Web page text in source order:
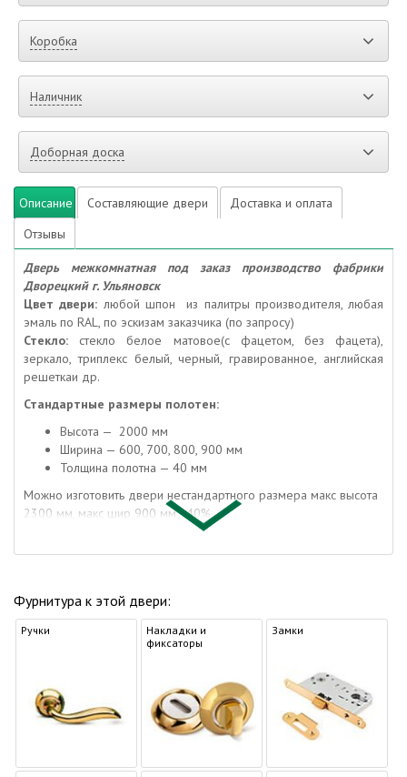
Коробка
Наличник
Доборная доска
Описание Составляющие двери
Доставка и оплата
Отзывы
Дверь межкомнатная под заказ производство фабрики
Дворецкий г. Ульяновск
Цвет двери: любой шпон из палитры производителя, любая
эмаль по RAL, по эскизам заказчика (по запросу)
Стекло: стекло белое матовое(с фацетом, без фацета),
зеркало, триплекс белый, черный, гравированное, английская
решеткаи др.
Стандартные размеры полотен:
Высота — 2000 мм
Ширина — 600, 700, 800, 900 мм
Толщина полотна — 40 мм
Можно изготовить двери нестандартного размера макс высота
2300 мм, макс шир 900 мм +40%
гладкое, шпонированное, багетное,
каркасная
Каркас двери:клееный массив хвойных пород и МДФ плита
Отделка межкомнатной двери:
Упаковка двери:
полиэтилен, гофрокартон по периметру
Упаковка погонажа:
полиэтилен, гофрокартон
производится из переклеенного массива
Доборная доска:МДФ
Фурнитура к этой двери:
Ручки
Накладки и
фиксаторы
Замки